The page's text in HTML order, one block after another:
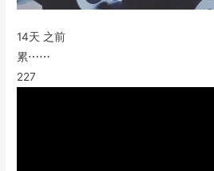
14天 之前
累⋯⋯
227